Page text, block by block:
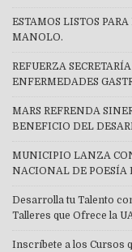
ESTAMOS LISTOS
MANOLO.
REFUERZA
ENFERMEDADES
MARS REFRENDA
BENEFICIO DEL
MUNICIPIO LANZA
NACIONAL DE POESÍA
Desarrolla tu Talento
Talleres que Ofrece la
Inscríbete a los Cursos